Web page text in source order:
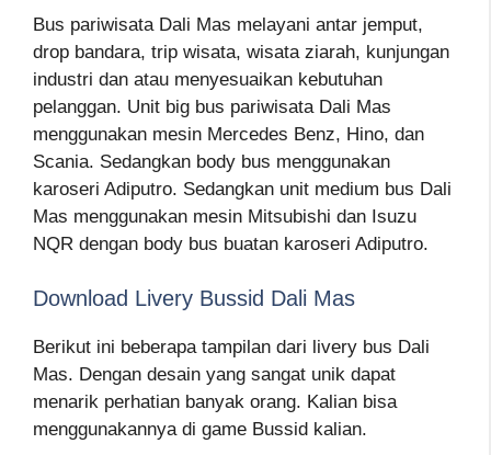
Bus pariwisata Dali Mas melayani antar jemput,
drop bandara, trip wisata, wisata ziarah, kunjungan
industri dan atau menyesuaikan kebutuhan
pelanggan. Unit big bus pariwisata Dali Mas
menggunakan mesin Mercedes Benz, Hino, dan
Scania. Sedangkan body bus menggunakan
karoseri Adiputro. Sedangkan unit medium bus Dali
Mas menggunakan mesin Mitsubishi dan Isuzu
NQR dengan body bus buatan karoseri Adiputro.
Download Livery Bussid Dali Mas
Berikut ini beberapa tampilan dari livery bus Dali
Mas. Dengan desain yang sangat unik dapat
menarik perhatian banyak orang. Kalian bisa
menggunakannya di game Bussid kalian.